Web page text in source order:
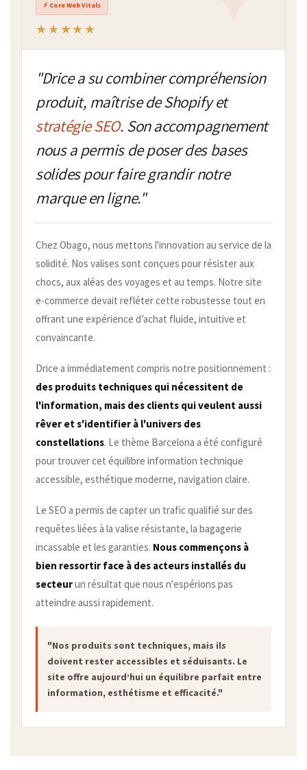
⚡ Core Web Vitals
★★★★★
"Drice a su combiner compréhension
produit, maîtrise de Shopify et
stratégie SEO. Son accompagnement
nous a permis de poser des bases
solides pour faire grandir notre
marque en ligne."
Chez Obago, nous mettons l'innovation au service de la
solidité. Nos valises sont conçues pour résister aux
chocs, aux aléas des voyages et au temps. Notre site
e-commerce devait refléter cette robustesse tout en
offrant une expérience d’achat fluide, intuitive et
convaincante.
Drice a immédiatement compris notre positionnement :
des produits techniques qui nécessitent de
l'information, mais des clients qui veulent aussi
rêver et s'identifier à l'univers des
constellations. Le thème Barcelona a été configuré
pour trouver cet équilibre information technique
accessible, esthétique moderne, navigation claire.
Le SEO a permis de capter un trafic qualifié sur des
requêtes liées à la valise résistante, la bagagerie
incassable et les garanties. Nous commençons à
bien ressortir face à des acteurs installés du
secteurun résultat que nous n'espérions pas
atteindre aussi rapidement.
"Nos produits sont techniques, mais ils
doivent rester accessibles et séduisants. Le
site offre aujourd’hui un équilibre parfait entre
information, esthétisme et efficacité."